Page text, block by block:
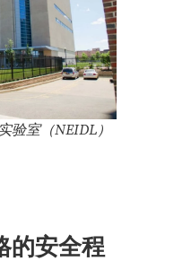
验室（NEIDL）
的安全程